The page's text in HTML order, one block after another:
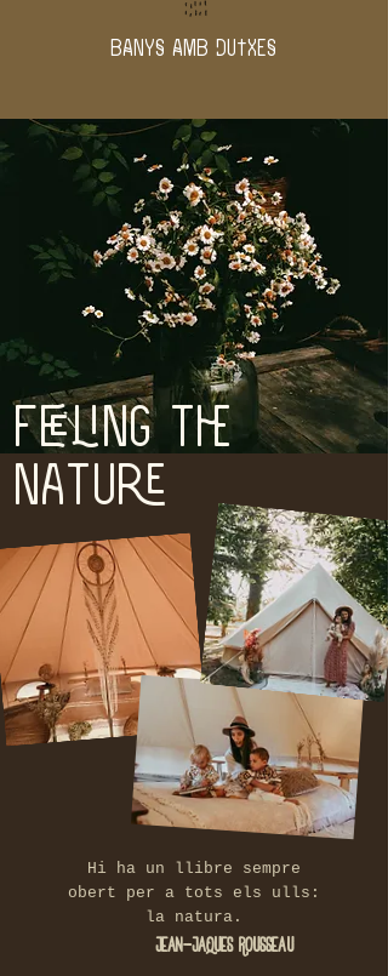
BANYS AMB DUTXES
Hi ha un llibre sempre
obert per a tots els ulls:
la natura.
Jean-Jaques Rousseau
Feeling the
nature